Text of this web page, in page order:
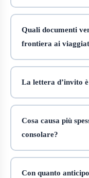
Quali documenti
frontiera ai
La lettera d’invito
Cosa causa più
consolare?
Con quanto